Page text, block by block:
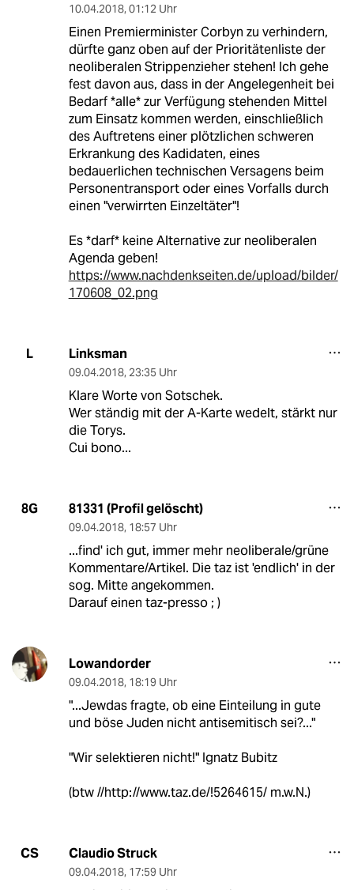
10.04.2018, 01:12 Uhr
Einen Premierminister Corbyn zu verhindern,
dürfte ganz oben auf der Prioritätenliste der
neoliberalen Strippenzieher stehen! Ich gehe
fest davon aus, dass in der Angelegenheit bei
Bedarf *alle* zur Verfügung stehenden Mittel
zum Einsatz kommen werden, einschließlich
des Auftretens einer plötzlichen schweren
Erkrankung des Kadidaten, eines
bedauerlichen technischen Versagens beim
Personentransport oder eines Vorfalls durch
einen "verwirrten Einzeltäter"!
Es *darf* keine Alternative zur neoliberalen
Agenda geben!
https://www.nachdenkseiten.de/upload/bilder/
170608_02.png
L Linksman
09.04.2018, 23:35 Uhr
Klare Worte von Sotschek.
Wer ständig mit der A-Karte wedelt, stärkt nur
die Torys.
Cui bono...
8G 81331 (Profil gelöscht)
09.04.2018, 18:57 Uhr
...find' ich gut, immer mehr neoliberale/grüne
Kommentare/Artikel. Die taz ist 'endlich' in der
sog. Mitte angekommen.
Darauf einen taz-presso ; )
Lowandorder
09.04.2018, 18:19 Uhr
"...Jewdas fragte, ob eine Einteilung in gute
und böse Juden nicht antisemitisch sei?..."
"Wir selektieren nicht!" Ignatz Bubitz
(btw //http://www.taz.de/!5264615/ m.w.N.)
CS Claudio Struck
09.04.2018, 17:59 Uhr